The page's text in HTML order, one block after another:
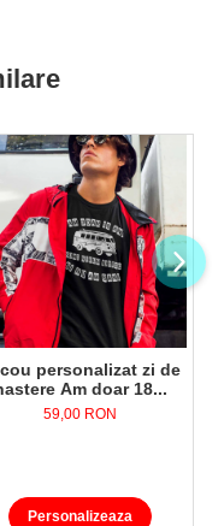
personalizat zi de
Am doar 18...
59,00 RON
Personalizeaza